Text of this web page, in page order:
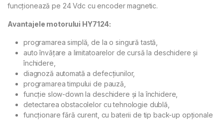
funcționează pe 24 Vdc cu encoder magnetic.
Avantajele motorului HY7124:
programarea simplă, de la o singură tastă,
auto învățare a limitatoarelor de cursă la deschidere și
închidere,
diagnoză automată a defecțiunilor,
programarea timpului de pauză,
funcție slow-down la deschidere și la închidere,
detectarea obstacolelor cu tehnologie dublă,
funcționare fără curent, cu baterii de tip back-up opționale